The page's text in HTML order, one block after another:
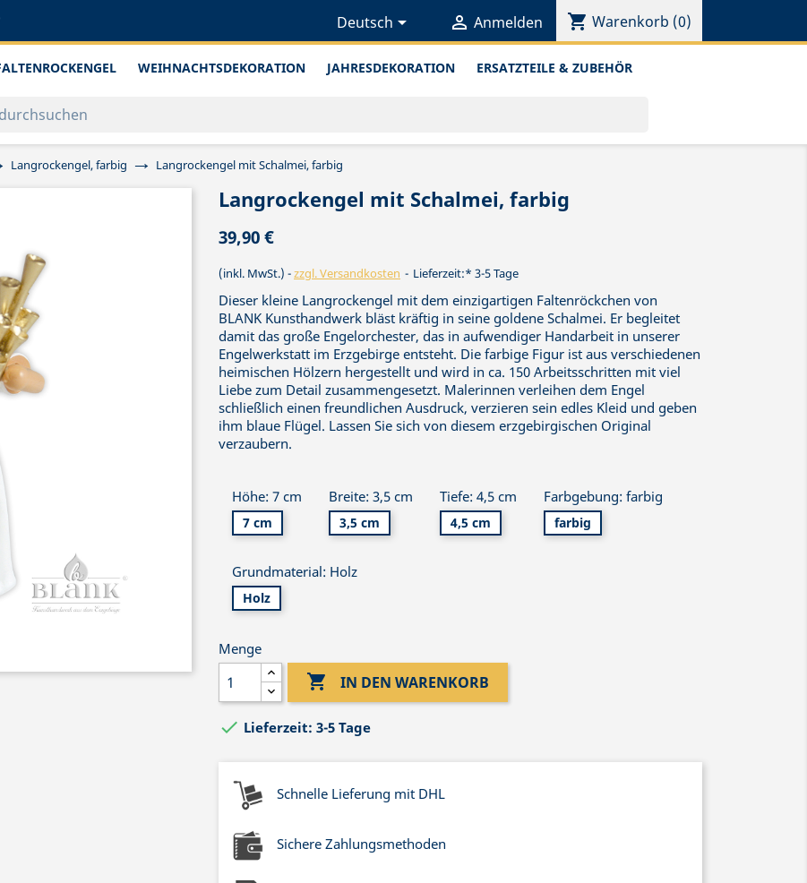
Deutsch  Anmelden shopping_cart Warenkorb (0)
WEIHNACHTSDEKORATION JAHRESDEKORATION ERSATZTEILE & ZUBEHÖR
Langrockengel, farbig Langrockengel mit Schalmei, farbig
Langrockengel mit Schalmei, farbig
39,90 €
(inkl. MwSt.) zzgl. Versandkosten Lieferzeit:* 3-5 Tage
Dieser kleine Langrockengel mit dem einzigartigen Faltenröckchen von
BLANK Kunsthandwerk bläst kräftig in seine goldene Schalmei. Er begleitet
damit das große Engelorchester, das in aufwendiger Handarbeit in unserer
Engelwerkstatt im Erzgebirge entsteht. Die farbige Figur ist aus verschiedenen
heimischen Hölzern hergestellt und wird in ca. 150 Arbeitsschritten mit viel
Liebe zum Detail zusammengesetzt. Malerinnen verleihen dem Engel
schließlich einen freundlichen Ausdruck, verzieren sein edles Kleid und geben
ihm blaue Flügel. Lassen Sie sich von diesem erzgebirgischen Original
verzaubern.
Höhe: 7 cm
7 cm
Breite: 3,5 cm
3,5 cm
Tiefe: 4,5 cm
4,5 cm
Farbgebung: farbig
farbig
Grundmaterial: Holz
Holz
Menge
 IN DEN WARENKORB
 Lieferzeit: 3-5 Tage
Schnelle Lieferung mit DHL
Sichere Zahlungsmethoden